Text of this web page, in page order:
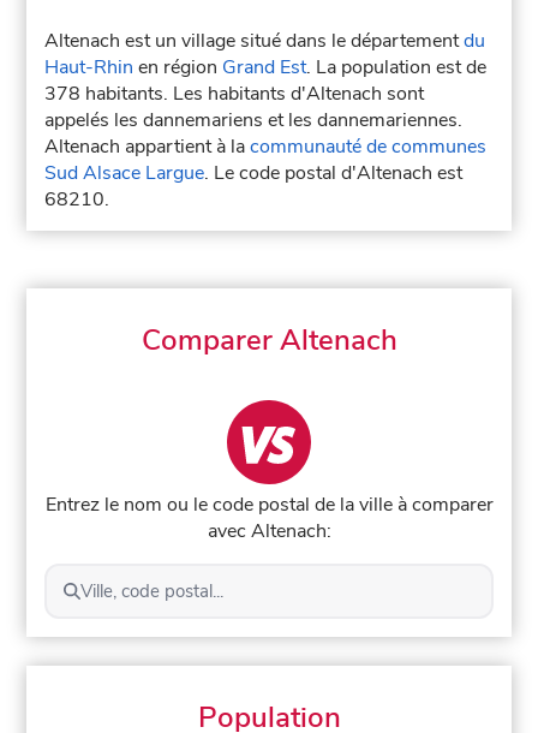
Altenach est un village situé dans le départementdu
Haut-Rhin en région Grand Est. La population est de
378 habitants. Les habitants d'Altenach sont
appelés les dannemariens et les dannemariennes.
Altenach appartient à lacommunauté de communes
Sud Alsace Largue. Le code postal d'Altenach est
68210.
Comparer Altenach
Entrez le nom ou le code postal de la ville à comparer
avec Altenach:
Ville, code postal...
Population